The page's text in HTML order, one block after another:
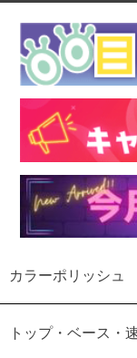
カラーポリッシュ
トップ・ベース・